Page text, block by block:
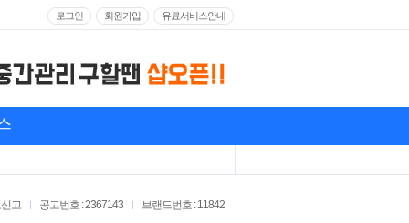
로그인 회원가입 유료서비스안내
브랜드번호 : 11842
공고번호 : 2367143
고